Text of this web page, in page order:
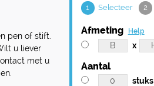
pen of stift.
u liever
met u
1 Selecteer 2
Afmeting Help
x
Aantal
stuks